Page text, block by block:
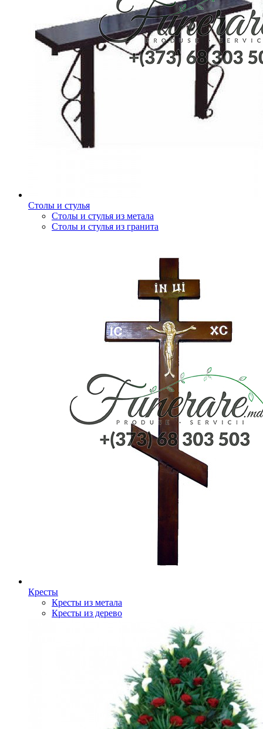
Столы и стулья
Столы и стулья из метала
Столы и стулья из гранита
Кресты
Кресты из метала
Кресты из дерево